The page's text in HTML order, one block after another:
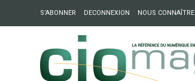
S’ABONNER DECONNEXION NOUS CONNAÎTRE
: Partech Shaker lance Chapter54